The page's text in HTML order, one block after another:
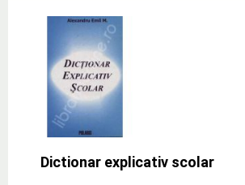
Dictionar explicativ scolar